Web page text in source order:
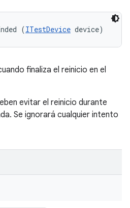
(ITestDevice device)
finaliza el reinicio en el
evitar el reinicio durante
Se ignorará cualquier intento